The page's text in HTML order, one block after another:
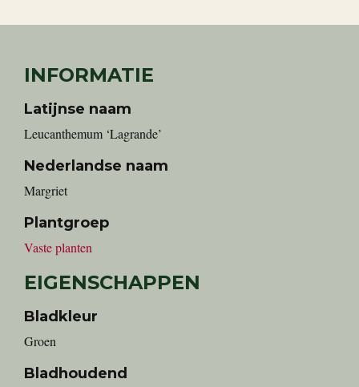
INFORMATIE
Latijnse naam
Leucanthemum ‘Lagrande’
Nederlandse naam
Margriet
Plantgroep
Vaste planten
EIGENSCHAPPEN
Bladkleur
Groen
Bladhoudend